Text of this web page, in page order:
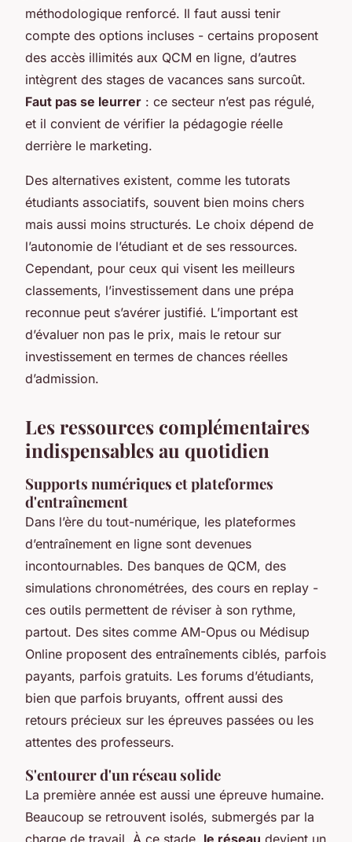
méthodologique renforcé. Il faut aussi tenir
compte des options incluses - certains proposent
des accès illimités aux QCM en ligne, d’autres
intègrent des stages de vacances sans surcoût.
Faut pas se leurrer : ce secteur n’est pas régulé,
et il convient de vérifier la pédagogie réelle
derrière le marketing.
Des alternatives existent, comme les tutorats
étudiants associatifs, souvent bien moins chers
mais aussi moins structurés. Le choix dépend de
l’autonomie de l’étudiant et de ses ressources.
Cependant, pour ceux qui visent les meilleurs
classements, l’investissement dans une prépa
reconnue peut s’avérer justifié. L’important est
d’évaluer non pas le prix, mais le retour sur
investissement en termes de chances réelles
d’admission.
Les ressources complémentaires
indispensables au quotidien
Supports numériques et plateformes
d'entraînement
Dans l’ère du tout-numérique, les plateformes
d’entraînement en ligne sont devenues
incontournables. Des banques de QCM, des
simulations chronométrées, des cours en replay -
ces outils permettent de réviser à son rythme,
partout. Des sites comme AM-Opus ou Médisup
Online proposent des entraînements ciblés, parfois
payants, parfois gratuits. Les forums d’étudiants,
bien que parfois bruyants, offrent aussi des
retours précieux sur les épreuves passées ou les
attentes des professeurs.
S'entourer d'un réseau solide
La première année est aussi une épreuve humaine.
Beaucoup se retrouvent isolés, submergés par la
charge de travail. À ce stade, le réseau devient un